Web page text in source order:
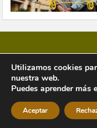
Copyright © 2026 Vivir en
Utilizamos cookies
nuestra web.
Puedes aprender más
Aceptar